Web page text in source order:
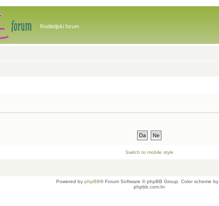
Roditeljski forum
Switch to mobile style
Powered by phpBB® Forum Software © phpBB Group. Color scheme by
phpbb.com.hr